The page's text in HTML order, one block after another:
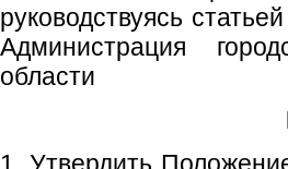
руководствуясь
Администрация
области